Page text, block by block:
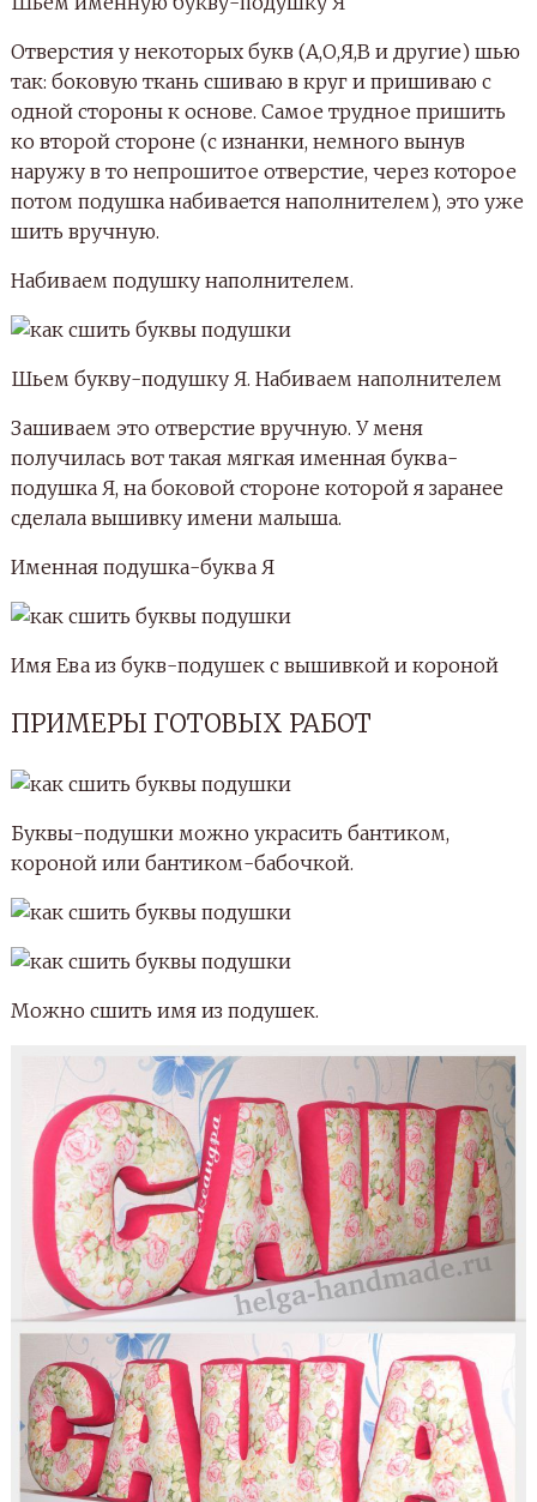
Буквы-подушки можно украсить бантиком,
короной или бантиком-бабочкой.
Можно сшить имя из подушек.
Еще больше моих работ можно посмотреть по
этой ссылке в моем альбоме ВК.
Источник: http://helga-handmade.ru/shem-myagkie-
КАК СШИТЬ ОБЪЕМНЫЕ БУКВЫ
ПОДУШКИ
Подушки-буквы можно назвать трендом
последнего времени. Впрочем, такие интересные
изделия есть за что любить: они креативные, яркие
и, конечно же, полезные. Разве отказался бы кто-
нибудь от собственного имени, мило
разложенного в виде буковок на диване?
Кстати, собирать и раскладывать можно не только
свое имя, но и имена детей, родных и близких и
даже домашних животных. Все, на что горазда ваша
фантазия и креативный настрой.
Заинтересовались? Тогда предлагаем окунуться в